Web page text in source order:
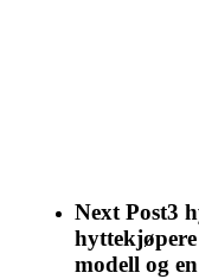
Next Post3
modell og